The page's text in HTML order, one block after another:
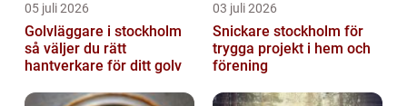
05 juli 2026
Golvläggare i stockholm
så väljer du rätt
hantverkare för ditt golv
03 juli 2026
Snickare stockholm för
trygga projekt i hem och
förening